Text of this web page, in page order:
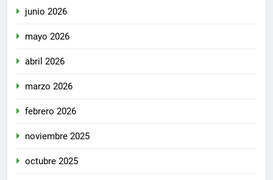
junio 2026
mayo 2026
abril 2026
marzo 2026
febrero 2026
noviembre 2025
octubre 2025